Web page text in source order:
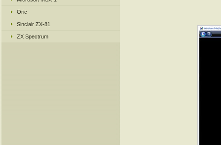
Oric
Sinclair ZX-81
ZX Spectrum